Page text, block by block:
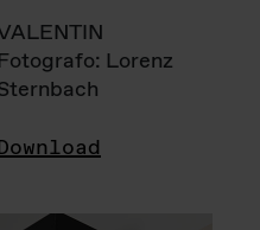
Fotografo: Lorenz